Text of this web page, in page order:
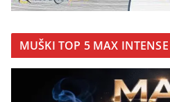
MUŠKI TOP 5 MAX INTENSE